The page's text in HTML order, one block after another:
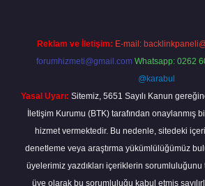
Reklam ve İletişim: E-mail:
forumhizmeti@gmail.com Whatsapp: 0262
@karabul
Yasal Uyarı: Sitemiz, 5651 Sayılı Kanun
İletişim Kurumu (BTK) tarafından onaylanmış
hizmet vermektedir. Bu nedenle, sitedeki
denetleme veya araştırma yükümlülüğümüz
üyelerimiz yazdıkları içeriklerin sorumluluğunu
üye olarak bu sorumluluğu kabul etmiş